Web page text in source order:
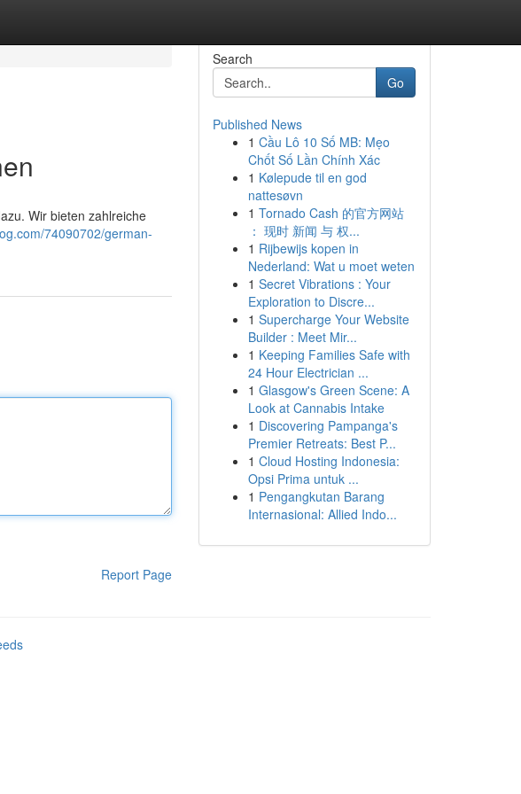
Wir bieten zahlreiche
74090702/german-
Report Page
Search
Go
Published News
1 Cầu Lô 10 Số MB: Mẹo
Chốt Số Lần Chính Xác
1 Kølepude til en god
nattesøvn
1 Tornado Cash 的官方网站
： 现时 新闻 与 权...
1 Rijbewijs kopen in
Nederland: Wat u moet weten
1 Secret Vibrations : Your
Exploration to Discre...
1 Supercharge Your Website
Builder : Meet Mir...
1 Keeping Families Safe with
24 Hour Electrician ...
1 Glasgow's Green Scene: A
Look at Cannabis Intake
1 Discovering Pampanga's
Premier Retreats: Best P...
1 Cloud Hosting Indonesia:
Opsi Prima untuk ...
1 Pengangkutan Barang
Internasional: Allied Indo...